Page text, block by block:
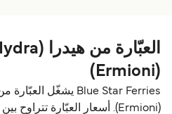
(Ermioni)